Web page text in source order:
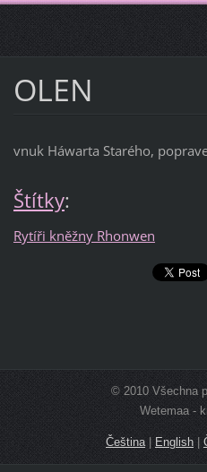
OLEN
vnuk Háwarta Starého,
Štítky:
Rytíři kněžny Rhonwen
© 2010 Všechna
Wetemaa -
Čeština English